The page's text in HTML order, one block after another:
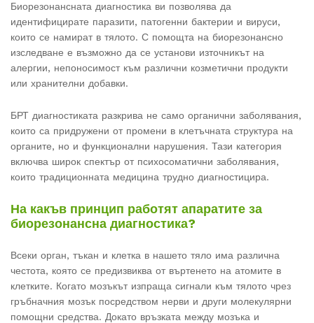
Биорезонансната диагностика ви позволява да
идентифицирате паразити, патогенни бактерии и вируси,
които се намират в тялото. С помощта на биорезонансно
изследване е възможно да се установи източникът на
алергии, непоносимост към различни козметични продукти
или хранителни добавки.
БРТ диагностиката разкрива не само органични заболявания,
които са придружени от промени в клетъчната структура на
органите, но и функционални нарушения. Тази категория
включва широк спектър от психосоматични заболявания,
които традиционната медицина трудно диагностицира.
На какъв принцип работят апаратите за
биорезонансна диагностика?
Всеки орган, тъкан и клетка в нашето тяло има различна
честота, която се предизвиква от въртенето на атомите в
клетките. Когато мозъкът изпраща сигнали към тялото чрез
гръбначния мозък посредством нерви и други молекулярни
помощни средства. Докато връзката между мозъка и